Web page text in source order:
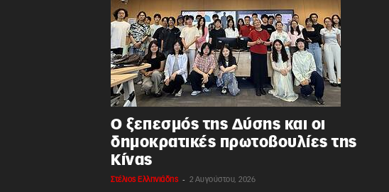
Ο ξεπεσμός της Δύσης και οι
δημοκρατικές πρωτοβουλίες της
Κίνας
Στέλιος Ελληνιάδης - 2 Αυγούστου, 2026